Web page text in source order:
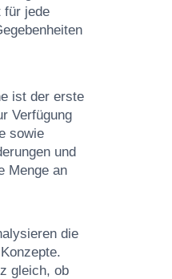
für jede
ist der erste
Verfügung
sowie
und
Menge an
die
gleich, ob